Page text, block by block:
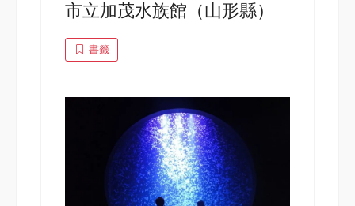
市立加茂水族館（山形縣）
書籤